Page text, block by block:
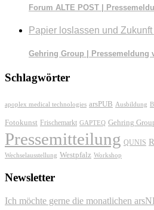
Forum ALTE POST |
Papier loslassen und
Gehring Group | Pressemeldung
Schlagwörter
apoplex medical technologies arsPUB Ausbildung
Fotokunst Frischemarkt GAPTEQ Gehring
Pressemitteilung QUNIS
Wechselausstellung Westpfalz Workshop
Newsletter
Ich möchte gerne die monatlichen